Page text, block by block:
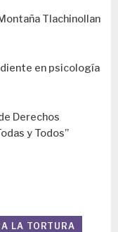
Tlachinollan
en psicología
Derechos
y Todos”
LA TORTURA